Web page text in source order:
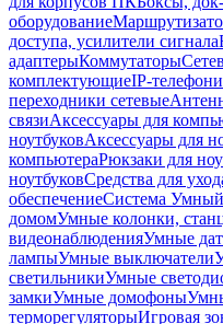
оборудование
доступа, усилители сигнала
адаптерыКоммутаторы
комплектующиеIP-
переходники сетевые
связиАксессуары для
ноутбуковАксессуары для
компьютераРюкзаки для
ноутбуковСредства для
обеспечениеСистема
домомУмные колонки,
видеонаблюденияУмные
лампыУмные выключатели
светильникиУмные
замкиУмные домофоны
терморегуляторыИгровая